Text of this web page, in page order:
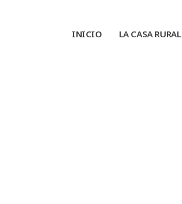
INICIO LA CASA RURAL